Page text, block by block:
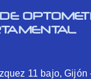
11 bajo, Gijón